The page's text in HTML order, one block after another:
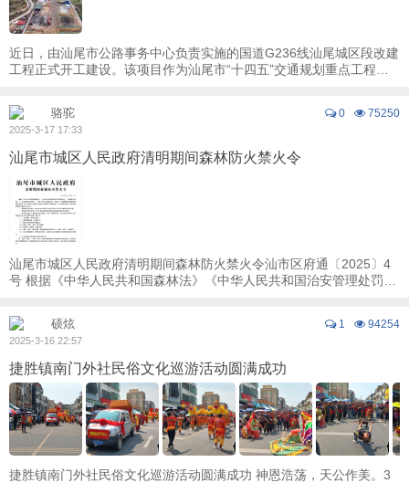
近日，由汕尾市公路事务中心负责实施的国道G236线汕尾城区段改建
工程正式开工建设。该项目作为汕尾市“十四五”交通规划重点工程，
0 75250
骆驼
2025-3-17 17:33
汕尾市城区人民政府清明期间森林防火禁火令
汕尾市城区人民政府清明期间森林防火禁火令汕市区府通〔2025〕4
号 根据《中华人民共和国森林法》《中华人民共和国治安管理处罚
1 94254
硕炫
2025-3-16 22:57
捷胜镇南门外社民俗文化巡游活动圆满成功
捷胜镇南门外社民俗文化巡游活动圆满成功 神恩浩荡，天公作美。3